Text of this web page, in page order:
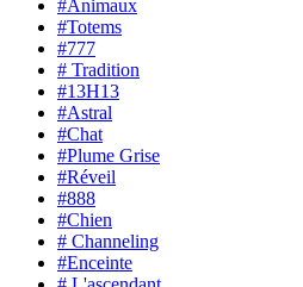
#Animaux
#Totems
#777
# Tradition
#13H13
#Astral
#Chat
#Plume Grise
#Réveil
#888
#Chien
# Channeling
#Enceinte